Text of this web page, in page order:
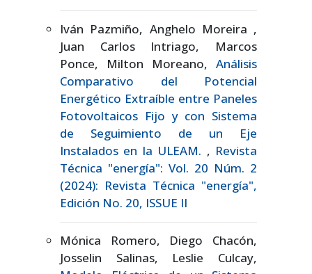
Iván Pazmiño, Anghelo Moreira ,
Juan Carlos Intriago, Marcos
Ponce, Milton Moreano, Análisis
Comparativo del Potencial
Energético Extraíble entre Paneles
Fotovoltaicos Fijo y con Sistema
de Seguimiento de un Eje
Instalados en la ULEAM. , Revista
Técnica "energía": Vol. 20 Núm. 2
(2024): Revista Técnica "energía",
Edición No. 20, ISSUE II
Mónica Romero, Diego Chacón,
Josselin Salinas, Leslie Culcay,